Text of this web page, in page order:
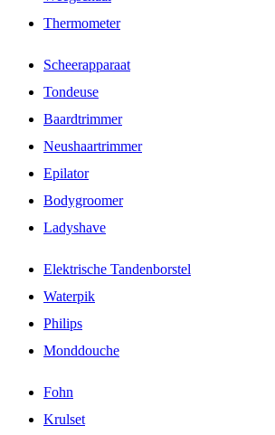
Thermometer
Scheerapparaat
Tondeuse
Baardtrimmer
Neushaartrimmer
Epilator
Bodygroomer
Ladyshave
Elektrische Tandenborstel
Waterpik
Philips
Monddouche
Fohn
Krulset